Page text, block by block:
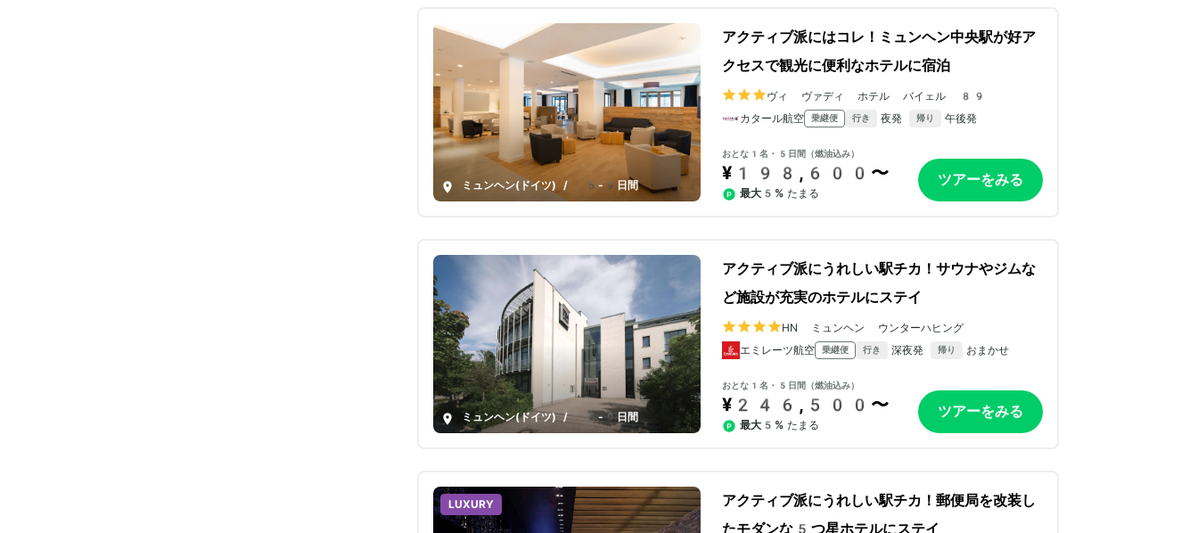
ミュンヘン(ドイツ) / 5-9日間
アクティブ派にはコレ！ミュンヘン中央駅が好ア
クセスで観光に便利なホテルに宿泊
ヴィ ヴァディ ホテル バイェル 89
カタール航空
乗継便 行き 夜発 帰り 午後発
おとな1名・5日間（燃油込み）
¥198,600〜
最大5% たまる
ツアーをみる
ミュンヘン(ドイツ) / 5-9日間
アクティブ派にうれしい駅チカ！サウナやジムな
ど施設が充実のホテルにステイ
HN ミュンヘン ウンターハヒング
エミレーツ航空
乗継便 行き 深夜発 帰り おまかせ
おとな1名・5日間（燃油込み）
¥246,500〜
最大5% たまる
ツアーをみる
LUXURY
アクティブ派にうれしい駅チカ！郵便局を改装し
たモダンな5つ星ホテルにステイ